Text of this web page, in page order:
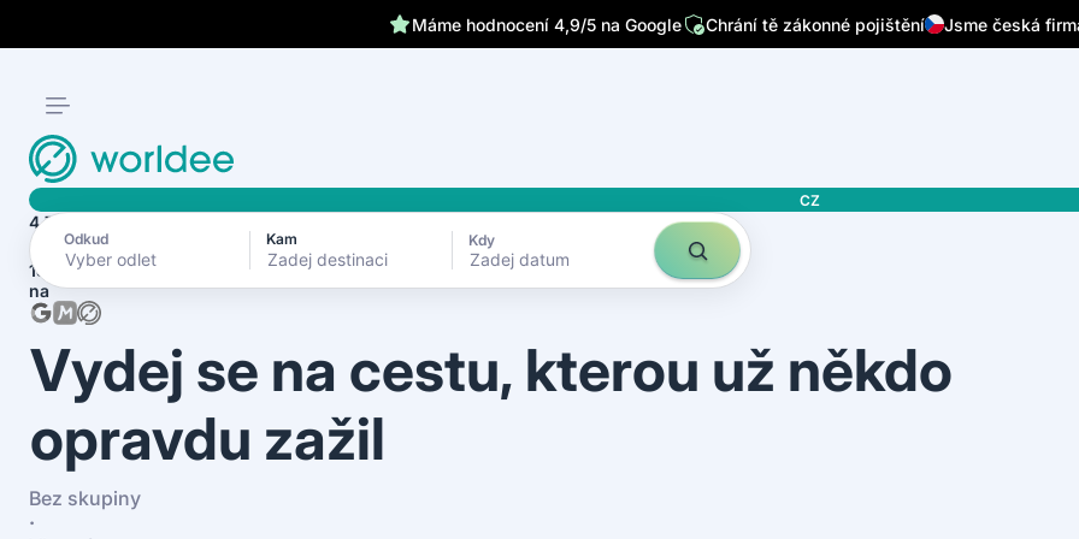
Máme hodnocení 4,9/5 na Google Chrání tě zákonné pojištění Jsme česká
CZ
Odkud Kam Kdy
Zadej datum
4.7
1870+ recenzí
na
Vydej se na cestu, kterou už někdo
opravdu zažil
Bez skupiny
·